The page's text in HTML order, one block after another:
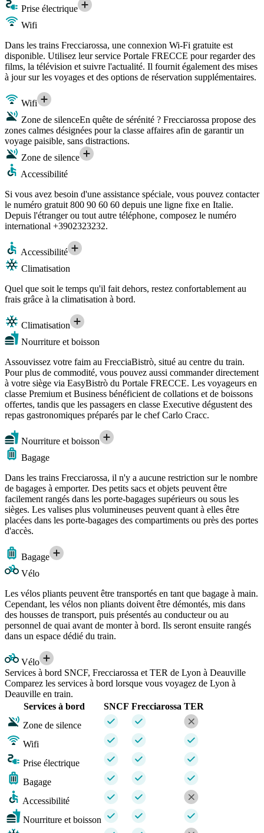
Prise électrique
Wifi
Dans les trains Frecciarossa, une connexion Wi-Fi gratuite est
disponible. Utilisez leur service Portale FRECCE pour regarder des
films, la télévision et suivre l'actualité. Il fournit également des mises
à jour sur les voyages et des options de réservation supplémentaires.
Wifi
Zone de silenceEn quête de sérénité ? Frecciarossa propose des
zones calmes désignées pour la classe affaires afin de garantir un
voyage paisible, sans distractions.
Zone de silence
Accessibilité
Si vous avez besoin d'une assistance spéciale, vous pouvez contacter
le numéro gratuit 800 90 60 60 depuis une ligne fixe en Italie.
Depuis l'étranger ou tout autre téléphone, composez le numéro
international +3902323232.
Accessibilité
Climatisation
Quel que soit le temps qu'il fait dehors, restez confortablement au
frais grâce à la climatisation à bord.
Climatisation
Nourriture et boisson
Assouvissez votre faim au FrecciaBistrò, situé au centre du train.
Pour plus de commodité, vous pouvez aussi commander directement
à votre siège via EasyBistrò du Portale FRECCE. Les voyageurs en
classe Premium et Business bénéficient de collations et de boissons
offertes, tandis que les passagers en classe Executive dégustent des
repas gastronomiques préparés par le chef Carlo Cracc.
Nourriture et boisson
Bagage
Dans les trains Frecciarossa, il n'y a aucune restriction sur le nombre
de bagages à emporter. Des petits sacs et objets peuvent être
facilement rangés dans les porte-bagages supérieurs ou sous les
sièges. Les valises plus volumineuses peuvent quant à elles être
placées dans les porte-bagages des compartiments ou près des portes
d'accès.
Bagage
Vélo
Les vélos pliants peuvent être transportés en tant que bagage à main.
Cependant, les vélos non pliants doivent être démontés, mis dans
des housses de transport, puis présentés au conducteur ou au
personnel de quai avant de monter à bord. Ils seront ensuite rangés
dans un espace dédié du train.
Vélo
Services à bord SNCF, Frecciarossa et TER de Lyon à Deauville
Comparez les services à bord lorsque vous voyagez de Lyon à
Deauville en train.
Services à bord
SNCF Frecciarossa TER
Zone de silence
Wifi
Prise électrique
Bagage
Accessibilité
Nourriture et boisson